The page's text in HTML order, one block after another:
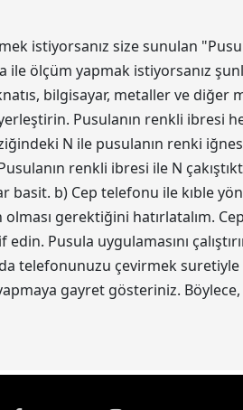
istiyorsanız size sunulan
ile ölçüm yapmak istiyorsanız
bilgisayar, metaller ve
Pusulanın renkli ibresi
N ile pusulanın renki
renkli ibresi ile N
b) Cep telefonu ile kıble
gerektiğini hatırlatalım.
Pusula uygulamasını
telefonunuzu çevirmek
gayret gösteriniz.